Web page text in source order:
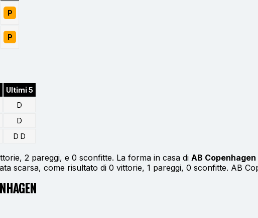
P
P
Ultimi 5
D
D
D D
2 pareggi, e 0 sconfitte. La forma in casa di AB Copenhagen
scarsa, come risultato di 0 vittorie, 1 pareggi, 0 sconfitte. AB